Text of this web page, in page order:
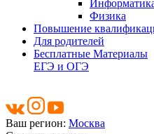
Физика
Повышение
Для родителей
Бесплатные Материалы
ЕГЭ и ОГЭ
Ваш регион: Москва